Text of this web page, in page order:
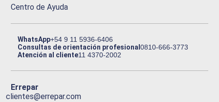
Centro de Ayuda
WhatsApp+54 9 11 5936-6406
Consultas de orientación profesional0810-666-3773
Atención al cliente11 4370-2002
Errepar
clientes@errepar.com